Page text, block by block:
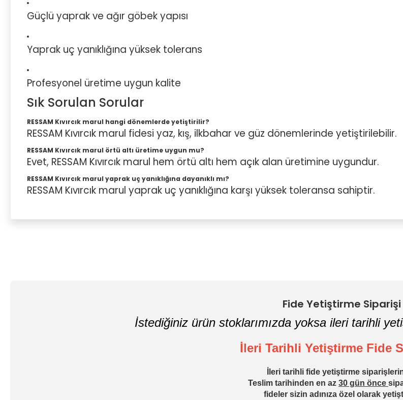
Güçlü yaprak ve ağır göbek yapısı
Yaprak uç yanıklığına yüksek tolerans
Profesyonel üretime uygun kalite
Sık Sorulan Sorular
RESSAM Kıvırcık marul hangi dönemlerde yetiştirilir?
RESSAM Kıvırcık marul fidesi yaz, kış, ilkbahar ve güz dönemlerinde yetiştirilebilir.
RESSAM Kıvırcık marul örtü altı üretime uygun mu?
Evet, RESSAM Kıvırcık marul hem örtü altı hem açık alan üretimine uygundur.
RESSAM Kıvırcık marul yaprak uç yanıklığına dayanıklı mı?
RESSAM Kıvırcık marul yaprak uç yanıklığına karşı yüksek toleransa sahiptir.
Fide Yetiştirme Siparişi
İstediğiniz ürün stoklarımızda yoksa ileri tarihli
İleri Tarihli Yetiştirme Fide
İleri tarihli fide yetiştirme
Teslim tarihinden en az 30 gün önce
fideler sizin adınıza özel olarak